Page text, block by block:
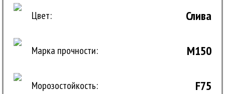
Цвет: Слива
Марка прочности: М150
Морозостойкость: F75